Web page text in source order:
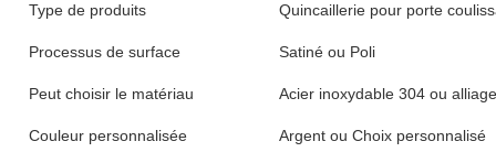
Type de produits Quincaillerie pour porte
Processus de surface Satiné ou Poli
Peut choisir le matériau Acier inoxydable 304 ou
Couleur personnalisée Argent ou Choix personnalisé